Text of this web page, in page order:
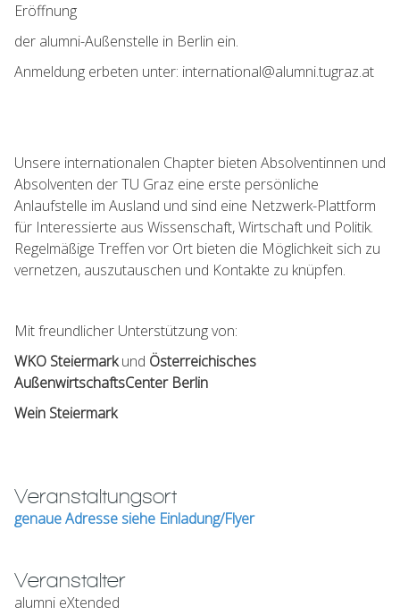
Eröffnung
der alumni-Außenstelle in Berlin ein.
Anmeldung erbeten unter: international@alumni.tugraz.at
Unsere internationalen Chapter bieten Absolventinnen und
Absolventen der TU Graz eine erste persönliche
Anlaufstelle im Ausland und sind eine Netzwerk-Plattform
für Interessierte aus Wissenschaft, Wirtschaft und Politik.
Regelmäßige Treffen vor Ort bieten die Möglichkeit sich zu
vernetzen, auszutauschen und Kontakte zu knüpfen.
Mit freundlicher Unterstützung von:
WKO Steiermarkund Österreichisches
AußenwirtschaftsCenter Berlin
Wein Steiermark
Veranstaltungsort
genaue Adresse siehe Einladung/Flyer
Veranstalter
alumni eXtended